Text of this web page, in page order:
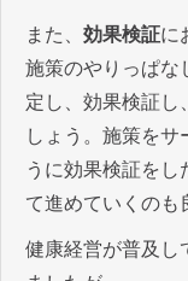
また、 効果検証に
施策のやりっぱな
定し、効果検証し
しょう。施策をサ
うに効果検証をし
て進めていくのも
健康経営が普及し